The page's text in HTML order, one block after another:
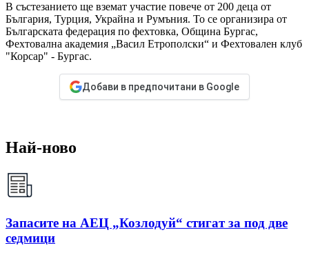
В състезанието ще вземат участие повече от 200 деца от
България, Турция, Украйна и Румъния. То се организира от
Българската федерация по фехтовка, Община Бургас,
Фехтовална академия „Васил Етрополски“ и Фехтовален клуб
"Корсар" - Бургас.
Добави в предпочитани в Google
Най-ново
Запасите на АЕЦ „Козлодуй“ стигат за под две
седмици